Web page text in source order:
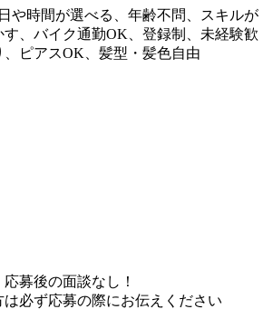
や時間が選べる、年齢不問、スキルが
、バイク通勤OK、登録制、未経験歓
ピアスOK、髪型・髪色自由
募後の面談なし！
必ず応募の際にお伝えください